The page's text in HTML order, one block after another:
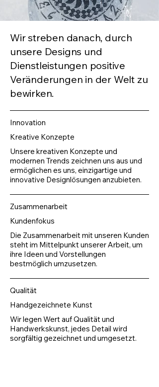
Wir streben danach, durch
unsere Designs und
Dienstleistungen positive
Veränderungen in der Welt zu
bewirken.
Innovation
Kreative Konzepte
Unsere kreativen Konzepte und
modernen Trends zeichnen uns aus und
ermöglichen es uns, einzigartige und
innovative Designlösungen anzubieten.
Zusammenarbeit
Kundenfokus
Die Zusammenarbeit mit unseren Kunden
steht im Mittelpunkt unserer Arbeit, um
ihre Ideen und Vorstellungen
bestmöglich umzusetzen.
Qualität
Handgezeichnete Kunst
Wir legen Wert auf Qualität und
Handwerkskunst, jedes Detail wird
sorgfältig gezeichnet und umgesetzt.